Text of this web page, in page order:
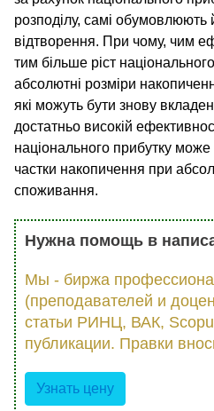
розподілу, самі обумовлюють
відтворення. При чому, чим
тим більше ріст
абсолютні розміри
які можуть бути знову
достатньо високій
національного прибутку
частки накопичення при
споживання.
Нужна помощь в
Мы - биржа
(преподавателей и
статьи РИНЦ, ВАК,
публикации. Правки
Узнать цену